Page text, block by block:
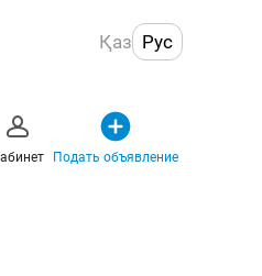
Қаз Рус
Подать объявление